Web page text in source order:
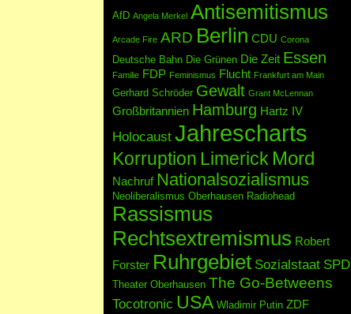
AfD Angela Merkel Antisemitismus
Arcade Fire ARD Berlin CDU Corona
Deutsche Bahn Die Grünen Die Zeit Essen
Familie FDP Feminismus Flucht Frankfurt am Main
Gerhard Schröder Gewalt Grant McLennan
Großbritannien Hamburg Hartz IV
Holocaust Jahrescharts
Korruption Limerick Mord
Nachruf Nationalsozialismus
Neoliberalismus Oberhausen Radiohead
Rassismus
Rechtsextremismus Robert
Forster Ruhrgebiet Sozialstaat SPD
Theater Oberhausen The Go-Betweens
Tocotronic USA Wladimir Putin ZDF